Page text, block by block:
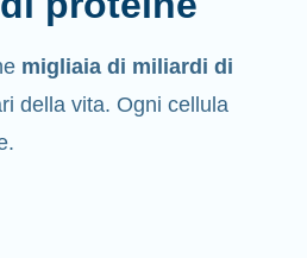
migliaia di miliardi di
della vita. Ogni cellula